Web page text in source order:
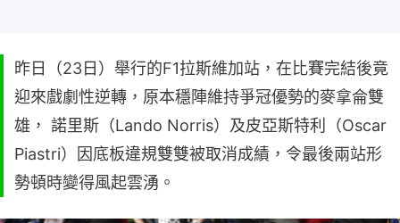
昨日（23日）舉行的F1拉斯維加站，在比賽完結後竟
迎來戲劇性逆轉，原本穩陣維持爭冠優勢的麥拿侖雙
雄， 諾里斯（Lando Norris）及皮亞斯特利（Oscar
Piastri）因底板違規雙雙被取消成績，令最後兩站形
勢頓時變得風起雲湧。